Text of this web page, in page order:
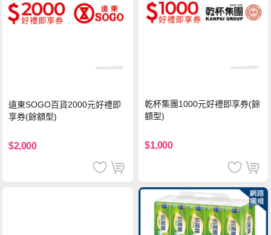
遠東SOGO百貨2000元好禮即
享券(餘額型)
$2,000
乾杯集團1000元好禮即享券(餘
額型)
$1,000